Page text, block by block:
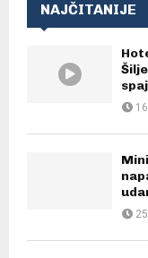
NAJČITANIJE